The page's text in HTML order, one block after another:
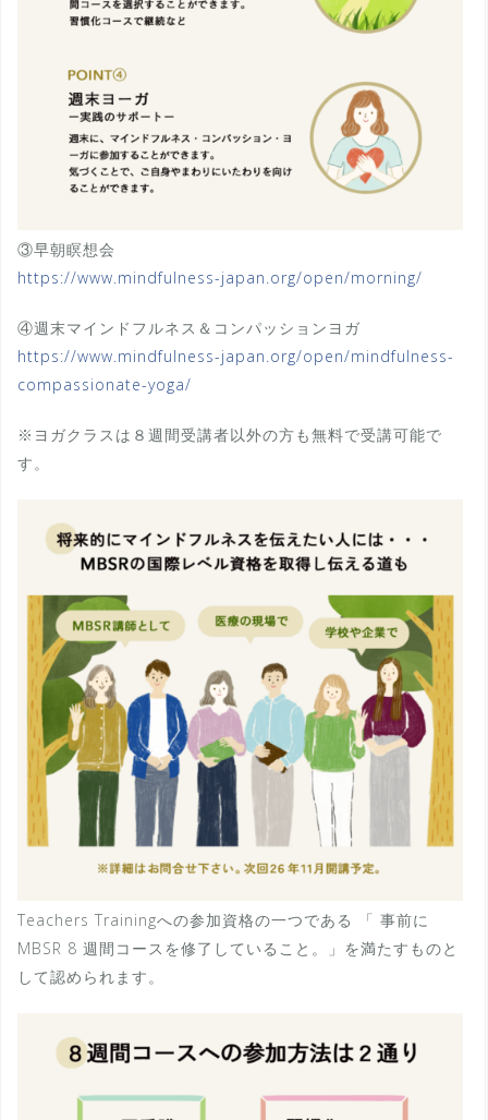
③早朝瞑想会
https://www.mindfulness-japan.org/open/morning/
④週末マインドフルネス＆コンパッションヨガ
https://www.mindfulness-japan.org/open/mindfulness-
compassionate-yoga/
※ヨガクラスは８週間受講者以外の方も無料で受講可能で
す。
Teachers Trainingへの参加資格の一つである 「 事前に
MBSR 8 週間コースを修了していること。」を満たすものと
して認められます。